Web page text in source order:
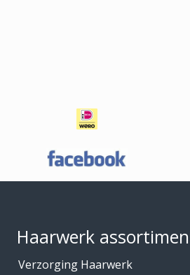
Haarwerk
Verzorging Haarwerk